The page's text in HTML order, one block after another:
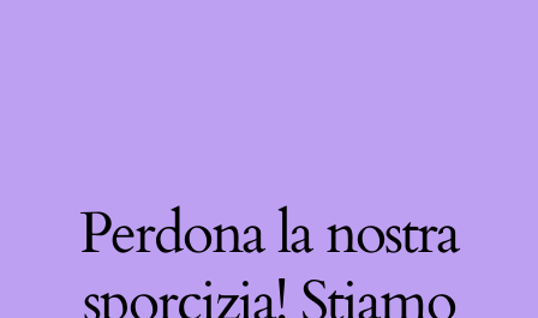
Perdona la nostra
sporcizia! Stiamo